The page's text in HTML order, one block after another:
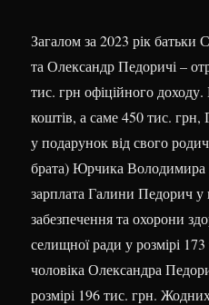
Загалом за 2023 рік батьки
та Олександр Педоричі –
тис. грн офіційного
коштів, а саме 450 тис. грн,
у подарунок від свого
брата) Юрчика Володимира
зарплата Галини Педорич у
забезпечення та охорони
селищної ради у розмірі 173
чоловіка Олександра
розмірі 196 тис. грн.